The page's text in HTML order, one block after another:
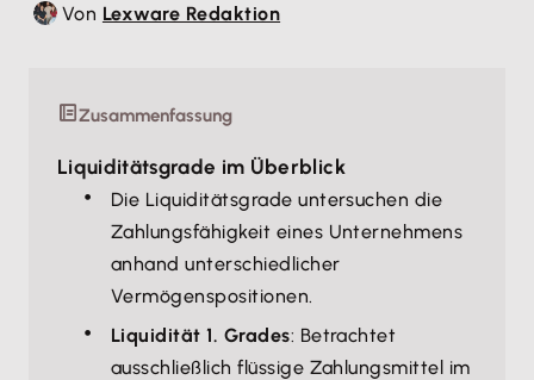
Von Lexware Redaktion
Zusammenfassung
Liquiditätsgrade im Überblick
Die Liquiditätsgrade untersuchen die
Zahlungsfähigkeit eines Unternehmens
anhand unterschiedlicher
Vermögenspositionen.
Liquidität 1. Grades: Betrachtet
ausschließlich flüssige Zahlungsmittel im